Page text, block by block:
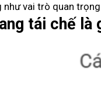
như vai trò quan
tái chế là